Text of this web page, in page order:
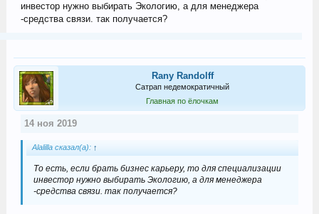
инвестор нужно выбирать Экологию, а для менеджера
-средства связи. так получается?
Rany Randolff
Сатрап недемократичный
Главная по ёлочкам
14 ноя 2019
Alalilla сказал(а): ↑
То есть, если брать бизнес карьеру, то для специализации
инвестор нужно выбирать Экологию, а для менеджера
-средства связи. так получается?